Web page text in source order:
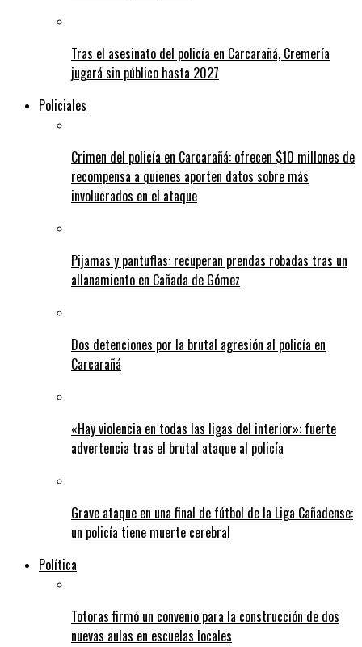
Tras el asesinato del policía en Carcarañá, Cremería
jugará sin público hasta 2027
Policiales
Crimen del policía en Carcarañá: ofrecen $10 millones de
recompensa a quienes aporten datos sobre más
involucrados en el ataque
Pijamas y pantuflas: recuperan prendas robadas tras un
allanamiento en Cañada de Gómez
Dos detenciones por la brutal agresión al policía en
Carcarañá
«Hay violencia en todas las ligas del interior»: fuerte
advertencia tras el brutal ataque al policía
Grave ataque en una final de fútbol de la Liga Cañadense:
un policía tiene muerte cerebral
Política
Totoras firmó un convenio para la construcción de dos
nuevas aulas en escuelas locales